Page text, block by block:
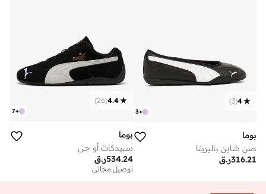
+
3
4
(
3
)
بوما
صن شاين باليرينا
ر.ق316.21
+
7
4.4
(
26
)
بوما
سبيدكات أو جي
ر.ق534.24
توصيل مجاني